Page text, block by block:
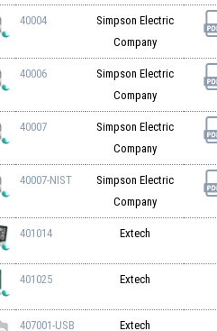
40004
Simpson Electric
Company
40006
Simpson Electric
Company
40007
Simpson Electric
Company
40007-NIST
Simpson Electric
Company
401014 Extech
401025 Extech
407001-USB Extech